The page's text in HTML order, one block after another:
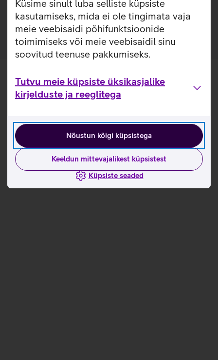
Küsime sinult luba selliste küpsiste
kasutamiseks, mida ei ole tingimata vaja
meie veebisaidi põhifunktsioonide
toimimiseks või meie veebisaidil sinu
soovitud teenuse pakkumiseks.
Tutvu meie küpsiste üksikasjalike
kirjelduste ja reeglitega
Nõustun kõigi küpsistega
Keeldun mittevajalikest küpsistest
Küpsiste seaded
lisakaitsekihi jättes nähtavale seadme disaini. Nii on
tagatud telefoni kindel haare ja kaitse kriimustuste eest.